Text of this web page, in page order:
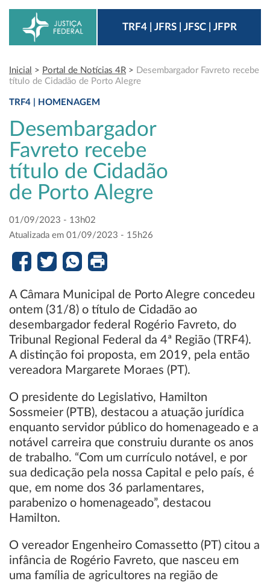
TRF4 | JFRS | JFSC | JFPR
Inicial > Portal de Notícias 4R > Desembargador Favreto recebe
título de Cidadão de Porto Alegre
TRF4 | HOMENAGEM
Desembargador
Favreto recebe
título de Cidadão
de Porto Alegre
01/09/2023 - 13h02
Atualizada em 01/09/2023 - 15h26
A Câmara Municipal de Porto Alegre concedeu
ontem (31/8) o título de Cidadão ao
desembargador federal Rogério Favreto, do
Tribunal Regional Federal da 4ª Região (TRF4).
A distinção foi proposta, em 2019, pela então
vereadora Margarete Moraes (PT).
O presidente do Legislativo, Hamilton
Sossmeier (PTB), destacou a atuação jurídica
enquanto servidor público do homenageado e a
notável carreira que construiu durante os anos
de trabalho. “Com um currículo notável, e por
sua dedicação pela nossa Capital e pelo país, é
que, em nome dos 36 parlamentares,
parabenizo o homenageado”, destacou
Hamilton.
O vereador Engenheiro Comassetto (PT) citou a
infância de Rogério Favreto, que nasceu em
uma família de agricultores na região de